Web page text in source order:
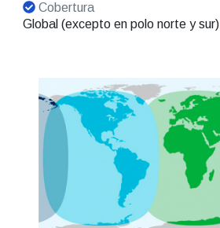
Cobertura
Global (excepto en polo norte y sur)